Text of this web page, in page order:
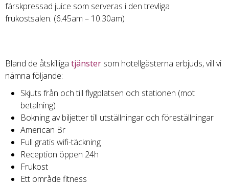
färskpressad juice som serveras i den trevliga
frukostsalen. (6.45am – 10.30am)
Bland de åtskilliga tjänster som hotellgästerna erbjuds, vill vi
nämna följande:
Skjuts från och till flygplatsen och stationen (mot
betalning)
Bokning av biljetter till utställningar och föreställningar
American Br
Full gratis wifi-täckning
Reception öppen 24h
Frukost
Ett område fitness